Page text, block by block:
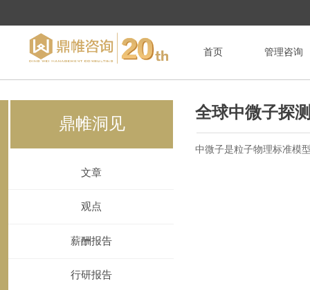
首页 管理咨询
鼎帷洞见
文章
观点
薪酬报告
行研报告
全球中微子探
中微子是粒子物理标准模